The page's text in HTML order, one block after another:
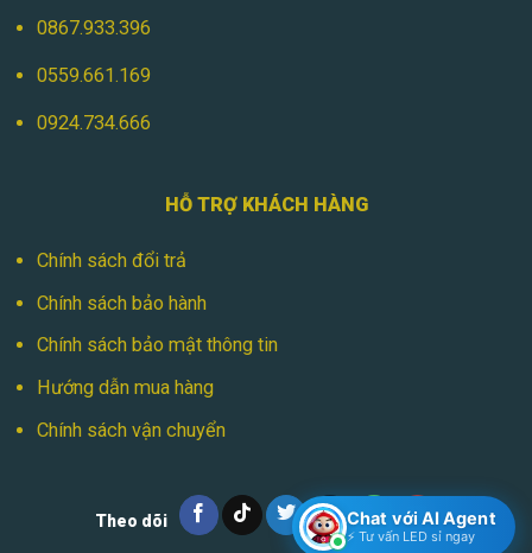
0867.933.396
0559.661.169
0924.734.666
HỖ TRỢ KHÁCH HÀNG
Chính sách đổi trả
Chính sách bảo hành
Chính sách bảo mật thông tin
Hướng dẫn mua hàng
Chính sách vận chuyển
Theo dõi Chat với AI Agent
⚡ Tư vấn LED sỉ ngay